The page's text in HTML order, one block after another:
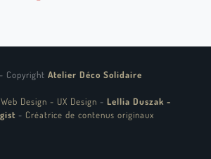
Copyright Atelier Déco Solidaire
Design - UX Design - Lellia Duszak -
- Créatrice de contenus originaux